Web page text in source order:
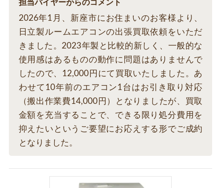
担当バイヤーからのコメント
2026年1月、新座市にお住まいのお客様より、
日立製ルームエアコンの出張買取依頼をいただ
きました。2023年製と比較的新しく、一般的な
使用感はあるものの動作に問題はありませんで
したので、12,000円にて買取いたしました。あ
わせて10年前のエアコン1台はお引き取り対応
（搬出作業費14,000円）となりましたが、買取
金額を充当することで、できる限り処分費用を
抑えたいというご要望にお応えする形でご成約
となりました。